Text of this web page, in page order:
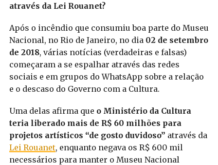
através da Lei Rouanet?
Após o incêndio que consumiu boa parte do Museu
Nacional, no Rio de Janeiro, no dia 02 de setembro
de 2018, várias notícias (verdadeiras e falsas)
começaram a se espalhar através das redes
sociais e em grupos do WhatsApp sobre a relação
e o descaso do Governo com a Cultura.
Uma delas afirma que o Ministério da Cultura
teria liberado mais de R$ 60 milhões para
projetos artísticos “de gosto duvidoso” através da
Lei Rouanet, enquanto negava os R$ 600 mil
necessários para manter o Museu Nacional